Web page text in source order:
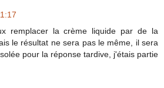
remplacer la crème liquide par de la
le résultat ne sera pas le même, il sera
pour la réponse tardive, j'étais partie